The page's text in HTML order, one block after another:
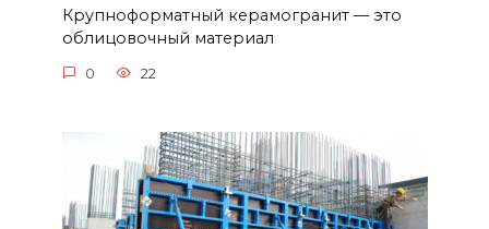
Крупноформатный керамогранит — это
облицовочный материал
0 22